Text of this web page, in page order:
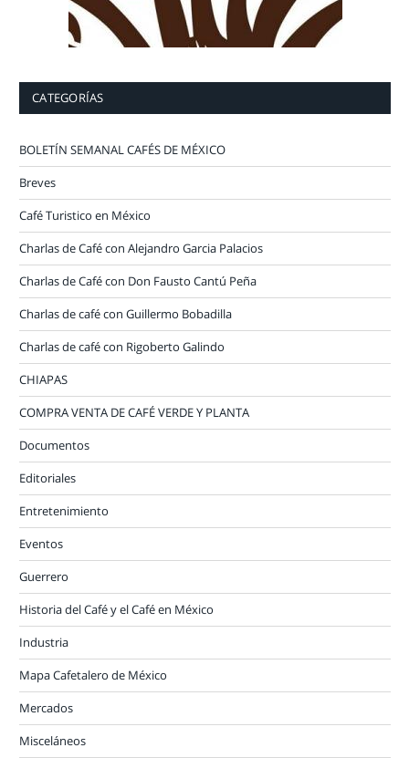
CATEGORÍAS
BOLETÍN SEMANAL CAFÉS DE MÉXICO
Breves
Café Turistico en México
Charlas de Café con Alejandro Garcia Palacios
Charlas de Café con Don Fausto Cantú Peña
Charlas de café con Guillermo Bobadilla
Charlas de café con Rigoberto Galindo
CHIAPAS
COMPRA VENTA DE CAFÉ VERDE Y PLANTA
Documentos
Editoriales
Entretenimiento
Eventos
Guerrero
Historia del Café y el Café en México
Industria
Mapa Cafetalero de México
Mercados
Misceláneos